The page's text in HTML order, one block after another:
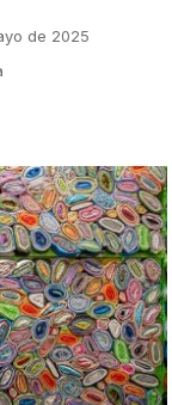
de 2025